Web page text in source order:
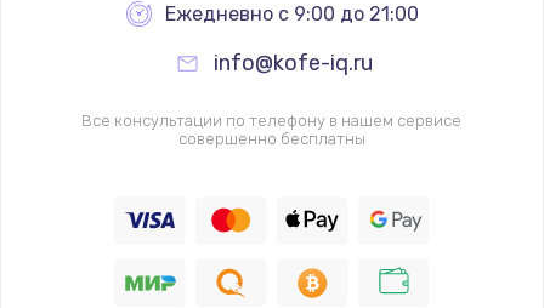
Ежедневно с 9:00 до 21:00
info@kofe-iq.ru
Все консультации по телефону в нашем сервисе
совершенно бесплатны